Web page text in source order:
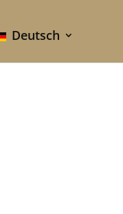
Deutsch